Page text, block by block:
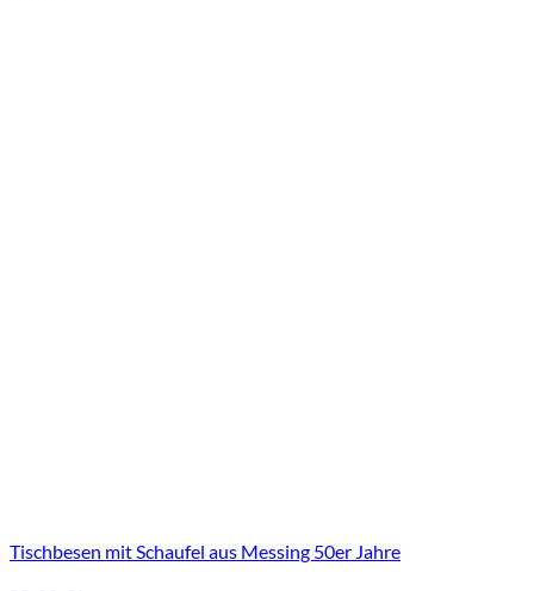
Tischbesen mit Schaufel aus Messing 50er Jahre